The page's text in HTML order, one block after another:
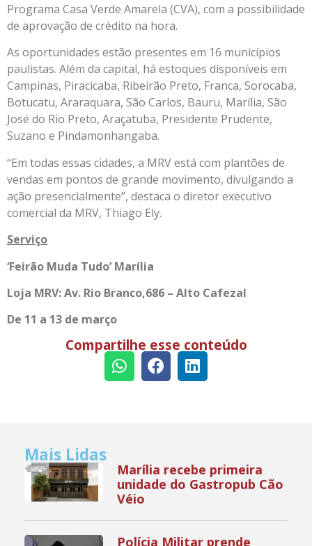
Programa Casa Verde Amarela (CVA), com a possibilidade
de aprovação de crédito na hora.
As oportunidades estão presentes em 16 municípios
paulistas. Além da capital, há estoques disponíveis em
Campinas, Piracicaba, Ribeirão Preto, Franca, Sorocaba,
Botucatu, Araraquara, São Carlos, Bauru, Marília, São
José do Rio Preto, Araçatuba, Presidente Prudente,
Suzano e Pindamonhangaba.
“Em todas essas cidades, a MRV está com plantões de
vendas em pontos de grande movimento, divulgando a
ação presencialmente”, destaca o diretor executivo
comercial da MRV, Thiago Ely.
Serviço
‘Feirão Muda Tudo’ Marília
Loja MRV: Av. Rio Branco,686 – Alto Cafezal
De 11 a 13 de março
Compartilhe esse conteúdo
Mais Lidas
Marília recebe primeira
unidade do Gastropub Cão
Véio
Polícia Militar prende